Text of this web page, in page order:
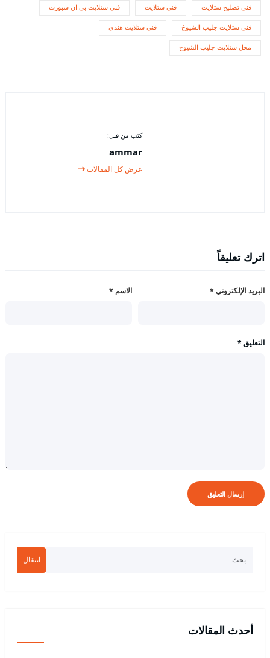
فني تصليح ستلايت فني ستلايت فني ستلايت بي ان سبورت
فني ستلايت جليب الشيوخ فني ستلايت هندي
محل ستلايت جليب الشيوخ
كتب من قبل:
ammar
عرض كل المقالات
اترك تعليقاً
الاسم * البريد الإلكتروني *
التعليق *
انتقال
أحدث المقالات